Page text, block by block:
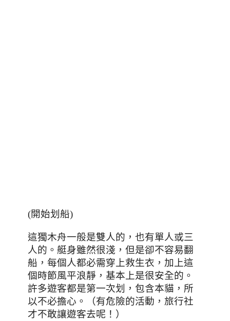
(開始划船)
這獨木舟一般是雙人的 ，也有單人或三
人的。艇身雖然很淺，但是卻不容易翻
船，每個人都必需穿上救生衣，加上這
個時節風平浪靜，基本上是很安全的。
許多遊客都是第一次划，包含本貓，所
以不必擔心。（有危險的活動，旅行社
才不敢讓遊客去呢！）